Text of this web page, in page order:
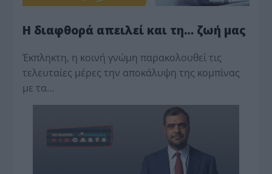
Η διαφθορά απειλεί και τη… ζωή μας
Έκπληκτη, η κοινή γνώμη παρακολουθεί τις
τελευταίες μέρες την αποκάλυψη της κο­μπίνας
με τα…